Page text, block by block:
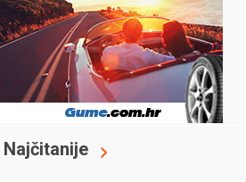
Najčitanije